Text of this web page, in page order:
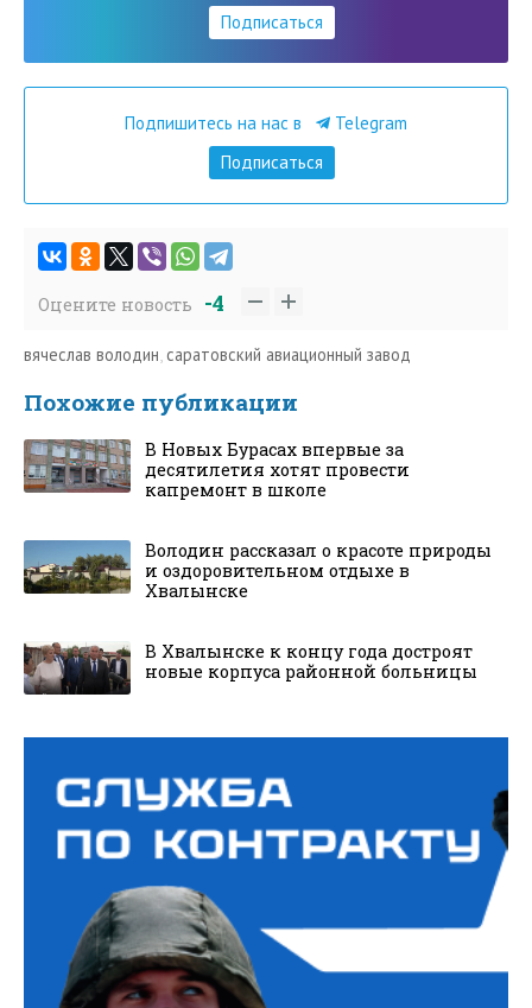
Подписаться
Подпишитесь на нас в
Telegram
Подписаться
Оцените новость -4
вячеслав володин, саратовский авиационный завод
Похожие публикации
В Новых Бурасах впервые за
десятилетия хотят провести
капремонт в школе
Володин рассказал о красоте природы
и оздоровительном отдыхе в
Хвалынске
В Хвалынске к концу года достроят
новые корпуса районной больницы